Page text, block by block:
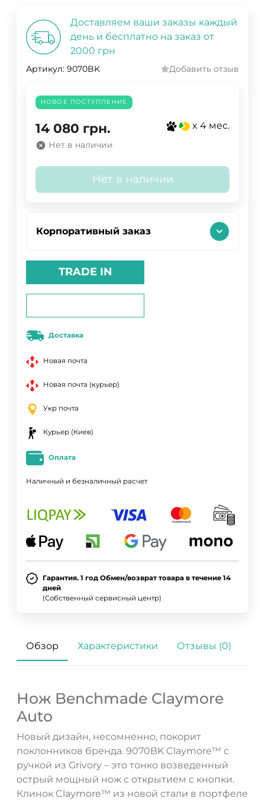
Доставляем ваши заказы каждый
день и бесплатно на заказ от
2000 грн
Артикул: 9070BK Добавить отзыв
НОВОЕ ПОСТУПЛЕНИЕ
14 080 грн. x 4 мес.
Нет в наличии
Нет в наличии
Корпоративный заказ
TRADE IN
Доставка
Новая почта
Новая почта (курьер)
Укр почта
Курьер (Киев)
Оплата
Наличный и безналичный расчет
Гарантия. 1 год Обмен/возврат товара в течение 14
дней
(Собственный сервисный центр)
Обзор Характеристики Отзывы (0)
Нож Benchmade Claymore
Auto
Новый дизайн, несомненно, покорит
поклонников бренда. 9070BK Claymore™ с
ручкой из Grivory – это тонко возведенный
острый мощный нож с открытием с кнопки.
Клинок Claymore™ из новой стали в портфеле